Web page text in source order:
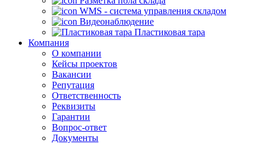
WMS - система управления складом
Видеонаблюдение
Пластиковая тара
Компания
О компании
Кейсы проектов
Вакансии
Репутация
Ответственность
Реквизиты
Гарантии
Вопрос-ответ
Документы